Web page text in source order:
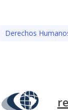
Derechos